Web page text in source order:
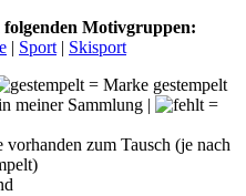
Motivgruppen:
| Sport | Skisport
= Marke gestempelt
meiner Sammlung |
=
vorhanden zum Tausch (je nach